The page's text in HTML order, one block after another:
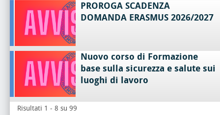
PROROGA SCADENZA
DOMANDA ERASMUS 2026/2027
Nuovo corso di Formazione
base sulla sicurezza e salute sui
luoghi di lavoro
Risultati 1 - 8 su 99